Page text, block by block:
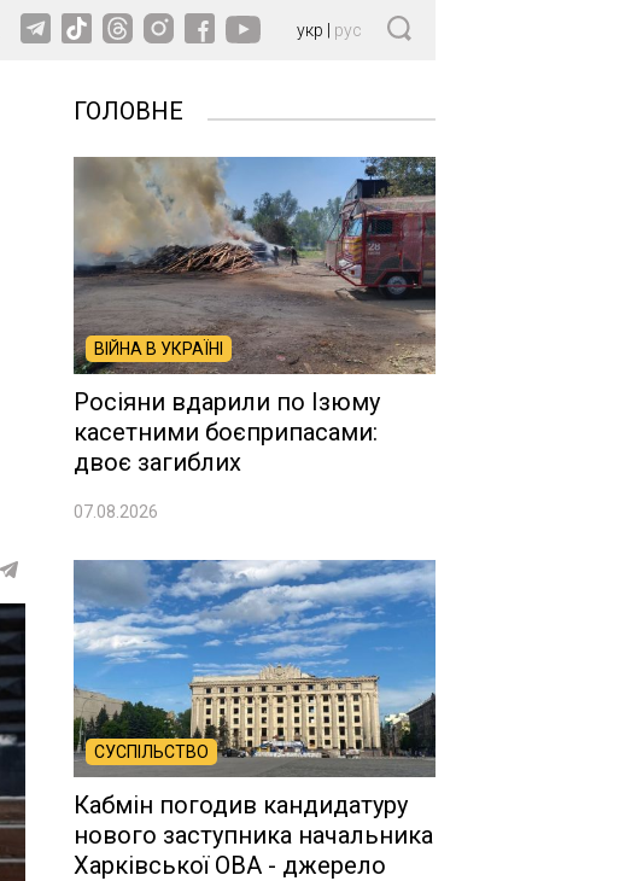
укр рус
ГОЛОВНЕ
ВІЙНА В УКРАЇНІ
Росіяни вдарили по Ізюму
касетними боєприпасами:
двоє загиблих
07.08.2026
СУСПІЛЬСТВО
Кабмін погодив кандидатуру
нового заступника начальника
Харківської ОВА - джерело